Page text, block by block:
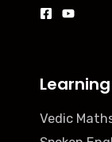
Vedic